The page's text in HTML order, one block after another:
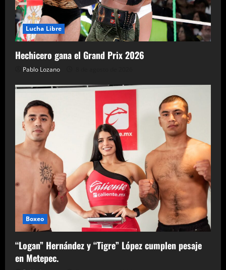
Lucha Libre
Hechicero gana el Grand Prix 2026
Pablo Lozano
Boxeo
“Logan” Hernández y “Tigre” López cumplen pesaje
en Metepec.